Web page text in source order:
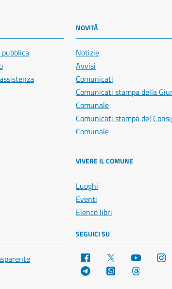
NOVITÀ
Notizie
Avvisi
Comunicati
Comunicati stampa della
Comunale
Comunicati stampa del
Comunale
VIVERE IL COMUNE
Luoghi
Eventi
Elenco libri
SEGUICI SU
Facebook YouTube
Telegram WhatsApp